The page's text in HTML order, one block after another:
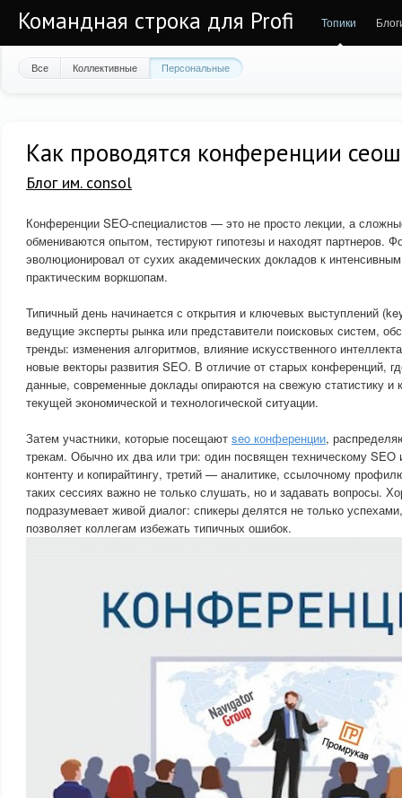
Командная строка для Profi Топики
Все Коллективные Персональные
Как проводятся конференции
Блог им. consol
Конференции SEO-специалистов — это не просто лекции, а
обмениваются опытом, тестируют гипотезы и находят партнеров.
эволюционировал от сухих академических докладов к
практическим воркшопам.
Типичный день начинается с открытия и ключевых выступлений
ведущие эксперты рынка или представители поисковых систем,
тренды: изменения алгоритмов, влияние искусственного
новые векторы развития SEO. В отличие от старых конференций,
данные, современные доклады опираются на свежую статистику и
текущей экономической и технологической ситуации.
Затем участники, которые посещают seo конференции,
трекам. Обычно их два или три: один посвящен техническому SEO
контенту и копирайтингу, третий — аналитике, ссылочному
таких сессиях важно не только слушать, но и задавать вопросы.
подразумевает живой диалог: спикеры делятся не только
позволяет коллегам избежать типичных ошибок.